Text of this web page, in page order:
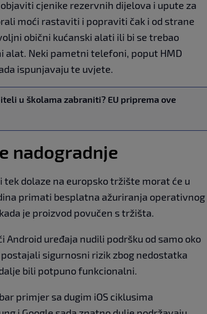
cjenike rezervnih dijelova i upute za
moći rastaviti i popraviti čak i od strane
obični kućanski alati ili bi se trebao
Neki pametni telefoni, poput HMD
ispunjavaju te uvjete.
u školama zabraniti? EU priprema ove
nadogradnje
dolaze na europsko tržište morat će u
primati besplatna ažuriranja operativnog
je proizvod povučen s tržišta.
Android uređaja nudili podršku od samo oko
sigurnosni rizik zbog nedostatka
bili potpuno funkcionalni.
primjer sa dugim iOS ciklusima